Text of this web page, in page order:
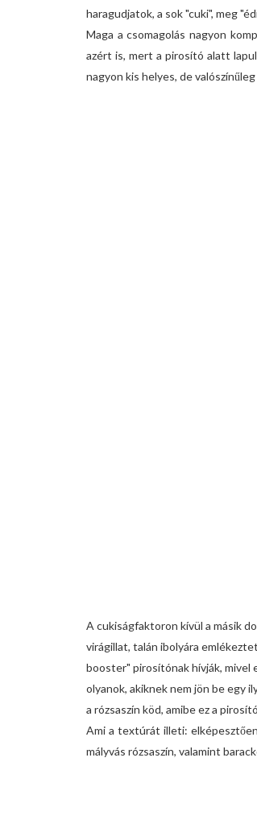
haragudjatok, a sok "cuki", meg
Maga a csomagolás nagyon
azért is, mert a pirosító alatt
nagyon kis helyes, de
A cukiságfaktoron kívül a másik
virágillat, talán ibolyára
booster" pirosítónak hívják, mivel
olyanok, akiknek nem jön be egy
a rózsaszín köd, amibe ez a
Ami a textúrát illeti:
mályvás rózsaszín, valamint